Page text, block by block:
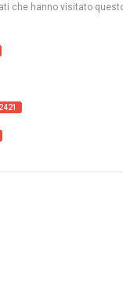
che hanno visitato
2421